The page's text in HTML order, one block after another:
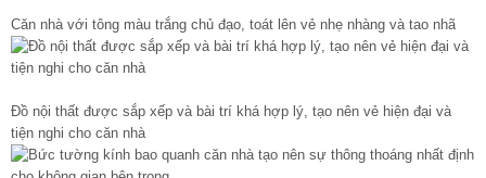
Căn nhà với tông màu trắng chủ đạo, toát lên vẻ nhẹ nhàng và tao nhã
Đồ nội thất được sắp xếp và bài trí khá hợp lý, tạo nên vẻ hiện đại và
tiện nghi cho căn nhà